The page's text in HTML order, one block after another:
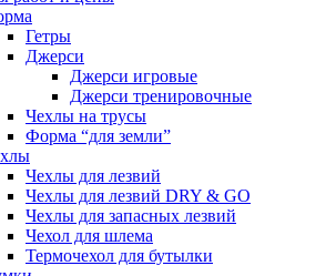
Гетры
Джерси
Джерси игровые
Джерси тренировочные
Чехлы на трусы
Форма “для земли”
Чехлы для лезвий
Чехлы для лезвий DRY & GO
Чехлы для запасных лезвий
Чехол для шлема
Термочехол для бутылки